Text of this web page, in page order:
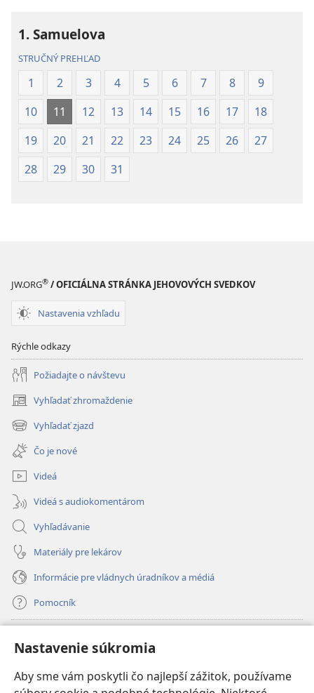
Nastavenie súkromia
Aby sme vám poskytli čo najlepší zážitok, používame
1. Samuelova
STRUČNÝ PREHĽAD
1 2 3 4 5 6 7 8
9
10
11 12 13 14 15 16 17
18
19
20 21 22 23 24 25 26
27
28
29 30 31
JW.ORG® / OFICIÁLNA STRÁNKA JEHOVOVÝCH SVEDKOV
Nastavenia vzhľadu
Rýchle odkazy
Požiadajte o návštevu
Vyhľadať zhromaždenie
(otvorí
nové
okno)
Vyhľadať zjazd
(otvorí
nové
okno)
Čo je nové
Videá
Videá s audiokomentárom
Vyhľadávanie
Materiály pre lekárov
Informácie pre vládnych úradníkov a médiá
Pomocník
(otvorí
nové
okno)
INTERNETOVÁ KNIŽNICA Strážnej veže
(otvorí